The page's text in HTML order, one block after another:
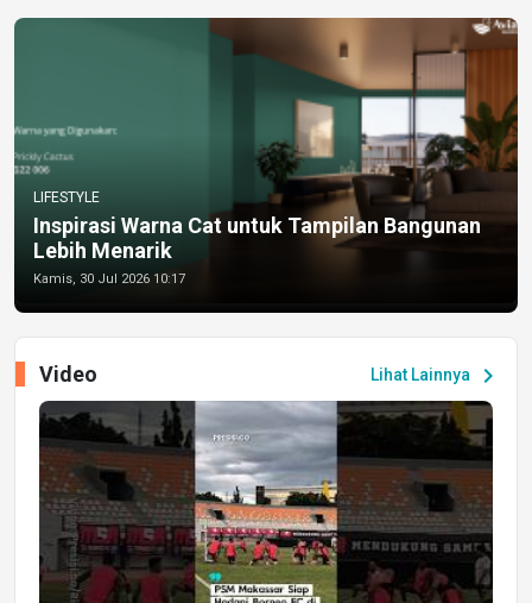
LIFESTYLE
Inspirasi Warna Cat untuk Tampilan Bangunan
Lebih Menarik
Kamis, 30 Jul 2026 10:17
Lihat Lainnya chevron_right
Video